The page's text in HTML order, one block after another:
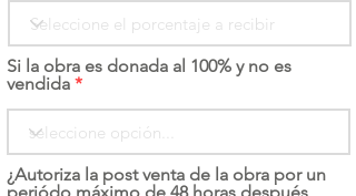
Si la obra es donada al 100% y no es
vendida
¿Autoriza la post venta de la obra por un